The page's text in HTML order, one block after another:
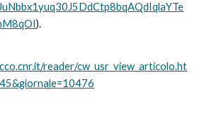
).
reader/cw_usr_view_articolo.ht